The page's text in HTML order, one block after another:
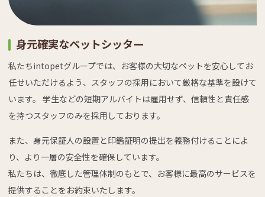
身元確実なペットシッター
私たちintopetグループでは、お客様の大切なペットを安心してお
任せいただけるよう、スタッフの採用において厳格な基準を設けて
います。 学生などの短期アルバイトは雇用せず、信頼性と責任感
を持つスタッフのみを採用しております。
また、身元保証人の設置と印鑑証明の提出を義務付けることによ
り、より一層の安全性を確保しています。
私たちは、徹底した管理体制のもとで、お客様に最高のサービスを
提供することをお約束いたします。